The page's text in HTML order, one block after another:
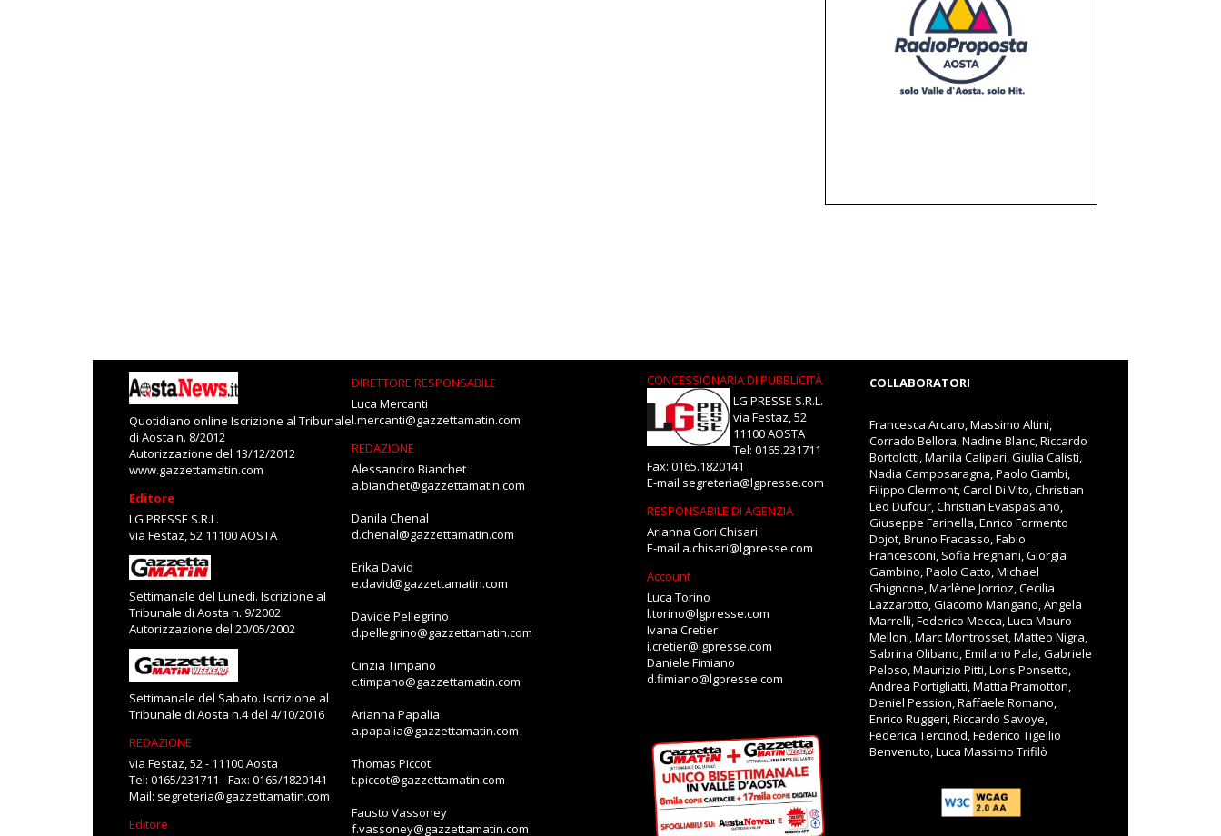
Quotidiano online Iscrizione al Tribunale
di Aosta n. 8/2012
Autorizzazione del 13/12/2012
www.gazzettamatin.com
Editore
LG PRESSE S.R.L.
via Festaz, 52 11100 AOSTA
Settimanale del Lunedì. Iscrizione al
Tribunale di Aosta n. 9/2002
Autorizzazione del 20/05/2002
Settimanale del Sabato. Iscrizione al
Tribunale di Aosta n.4 del 4/10/2016
REDAZIONE
via Festaz, 52 - 11100 Aosta
Tel: 0165/231711 - Fax: 0165/1820141
Mail: segreteria@gazzettamatin.com
Editore
DIRETTORE RESPONSABILE
Luca Mercanti
l.mercanti@gazzettamatin.com
REDAZIONE
Alessandro Bianchet
a.bianchet@gazzettamatin.com
Danila Chenal
d.chenal@gazzettamatin.com
Erika David
e.david@gazzettamatin.com
Davide Pellegrino
d.pellegrino@gazzettamatin.com
Cinzia Timpano
c.timpano@gazzettamatin.com
Arianna Papalia
a.papalia@gazzettamatin.com
Thomas Piccot
t.piccot@gazzettamatin.com
Fausto Vassoney
f.vassoney@gazzettamatin.com
CONCESSIONARIA DI PUBBLICITÀ
LG PRESSE S.R.L.
via Festaz, 52
11100 AOSTA
Tel: 0165.231711
Fax: 0165.1820141
E-mail segreteria@lgpresse.com
RESPONSABILE DI AGENZIA
Arianna Gori Chisari
E-mail a.chisari@lgpresse.com
Account
Luca Torino
l.torino@lgpresse.com
Ivana Cretier
i.cretier@lgpresse.com
Daniele Fimiano
d.fimiano@lgpresse.com
COLLABORATORI
Francesca Arcaro, Massimo Altini,
Corrado Bellora, Nadine Blanc, Riccardo
Bortolotti, Manila Calipari, Giulia Calisti,
Nadia Camposaragna, Paolo Ciambi,
Filippo Clermont, Carol Di Vito, Christian
Leo Dufour, Christian Evaspasiano,
Giuseppe Farinella, Enrico Formento
Dojot, Bruno Fracasso, Fabio
Francesconi, Sofia Fregnani, Giorgia
Gambino, Paolo Gatto, Michael
Ghignone, Marlène Jorrioz, Cecilia
Lazzarotto, Giacomo Mangano, Angela
Marrelli, Federico Mecca, Luca Mauro
Melloni, Marc Montrosset, Matteo Nigra,
Sabrina Olibano, Emiliano Pala, Gabriele
Peloso, Maurizio Pitti, Loris Ponsetto,
Andrea Portigliatti, Mattia Pramotton,
Deniel Pession, Raffaele Romano,
Enrico Ruggeri, Riccardo Savoye,
Federica Tercinod, Federico Tigellio
Benvenuto, Luca Massimo Trifilò